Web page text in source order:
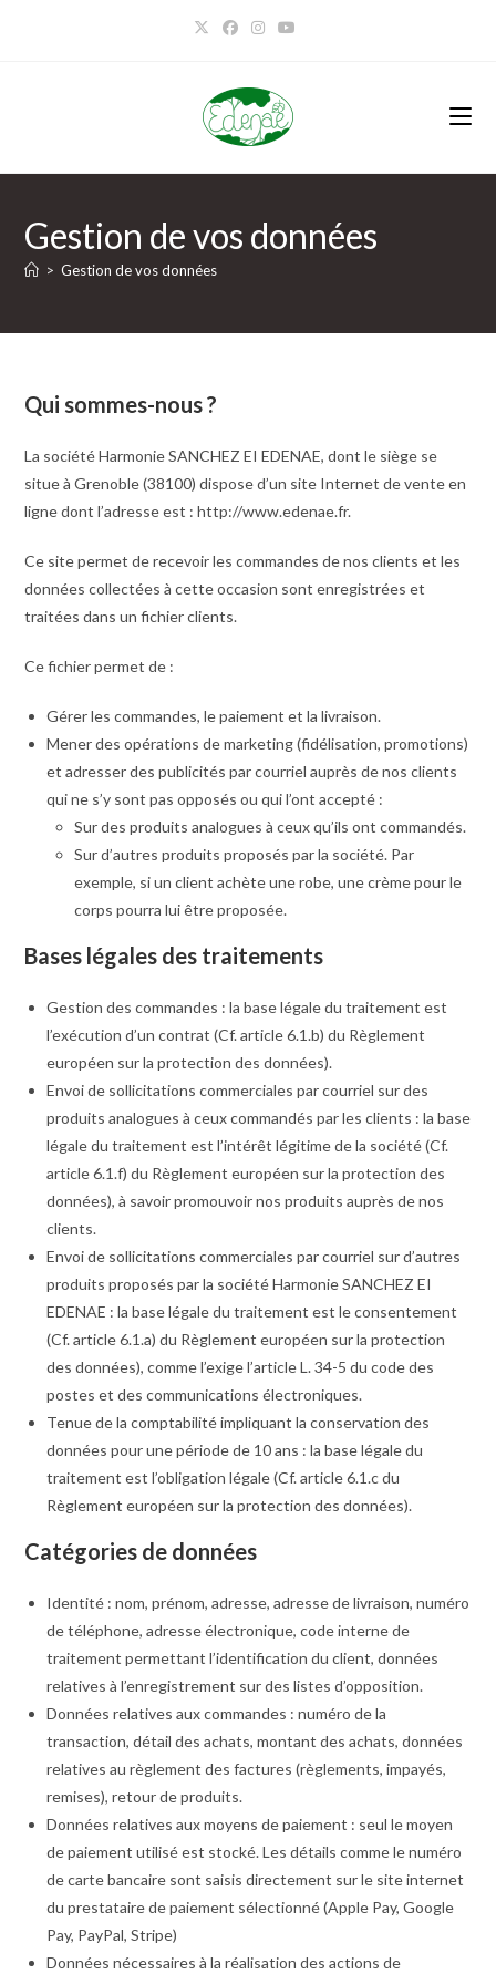
Gestion de vos données
> Gestion de vos données
Qui sommes-nous ?
La société Harmonie SANCHEZ EI EDENAE, dont le siège se
situe à Grenoble (38100) dispose d’un site Internet de vente en
ligne dont l’adresse est : http://www.edenae.fr.
Ce site permet de recevoir les commandes de nos clients et les
données collectées à cette occasion sont enregistrées et
traitées dans un fichier clients.
Ce fichier permet de :
Gérer les commandes, le paiement et la livraison.
Mener des opérations de marketing (fidélisation, promotions)
et adresser des publicités par courriel auprès de nos clients
qui ne s’y sont pas opposés ou qui l’ont accepté :
Sur des produits analogues à ceux qu’ils ont commandés.
Sur d’autres produits proposés par la société. Par
exemple, si un client achète une robe, une crème pour le
corps pourra lui être proposée.
Bases légales des traitements
Gestion des commandes : la base légale du traitement est
l’exécution d’un contrat (Cf. article 6.1.b) du Règlement
européen sur la protection des données).
Envoi de sollicitations commerciales par courriel sur des
produits analogues à ceux commandés par les clients : la base
légale du traitement est l’intérêt légitime de la société (Cf.
article 6.1.f) du Règlement européen sur la protection des
données), à savoir promouvoir nos produits auprès de nos
clients.
Envoi de sollicitations commerciales par courriel sur d’autres
produits proposés par la société Harmonie SANCHEZ EI
EDENAE : la base légale du traitement est le consentement
(Cf. article 6.1.a) du Règlement européen sur la protection
des données), comme l’exige l’article L. 34-5 du code des
postes et des communications électroniques.
Tenue de la comptabilité impliquant la conservation des
données pour une période de 10 ans : la base légale du
traitement est l’obligation légale (Cf. article 6.1.c du
Règlement européen sur la protection des données).
Catégories de données
Identité : nom, prénom, adresse, adresse de livraison, numéro
de téléphone, adresse électronique, code interne de
traitement permettant l’identification du client, données
relatives à l’enregistrement sur des listes d’opposition.
Données relatives aux commandes : numéro de la
transaction, détail des achats, montant des achats, données
relatives au règlement des factures (règlements, impayés,
remises), retour de produits.
Données relatives aux moyens de paiement : seul le moyen
de paiement utilisé est stocké. Les détails comme le numéro
de carte bancaire sont saisis directement sur le site internet
du prestataire de paiement sélectionné (Apple Pay, Google
Pay, PayPal, Stripe)
Données nécessaires à la réalisation des actions de